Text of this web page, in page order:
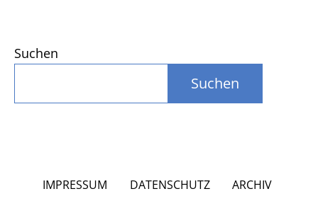
Suchen
Suchen
IMPRESSUM DATENSCHUTZ ARCHIV